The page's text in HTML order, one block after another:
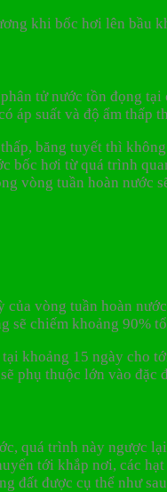
khi bốc hơi lên bầu
tử nước tồn đọng
áp suất và độ ẩm thấp
băng tuyết thì
bốc hơi từ quá trình
vòng tuần hoàn nước
vòng tuần hoàn
chiếm khoảng 90%
khoảng 15 ngày cho
phụ thuộc lớn vào
quá trình này ngược
tới khắp nơi, các
đất được cụ thể như